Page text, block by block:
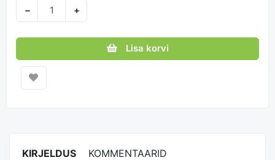
− +
Lisa korvi
KIRJELDUS KOMMENTAARID